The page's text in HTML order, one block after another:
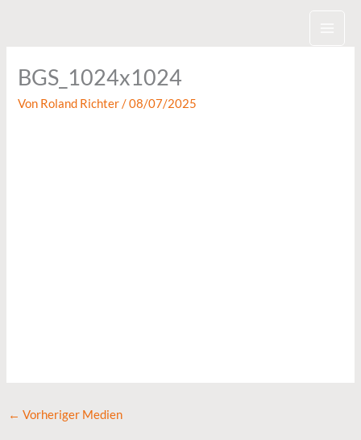
BGS_1024x1024
Von Roland Richter/08/07/2025
← Vorheriger Medien